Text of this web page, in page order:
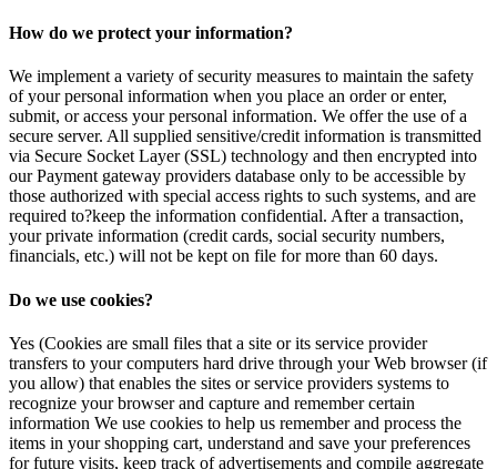
How do we protect your information?
We implement a variety of security measures to maintain the safety
of your personal information when you place an order or enter,
submit, or access your personal information. We offer the use of a
secure server. All supplied sensitive/credit information is transmitted
via Secure Socket Layer (SSL) technology and then encrypted into
our Payment gateway providers database only to be accessible by
those authorized with special access rights to such systems, and are
required to?keep the information confidential. After a transaction,
your private information (credit cards, social security numbers,
financials, etc.) will not be kept on file for more than 60 days.
Do we use cookies?
Yes (Cookies are small files that a site or its service provider
transfers to your computers hard drive through your Web browser (if
you allow) that enables the sites or service providers systems to
recognize your browser and capture and remember certain
information We use cookies to help us remember and process the
items in your shopping cart, understand and save your preferences
for future visits, keep track of advertisements and compile aggregate